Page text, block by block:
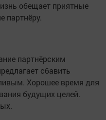
обещает приятные
партнёру.
партнёрским
сбавить
Хорошее время для
будущих целей.